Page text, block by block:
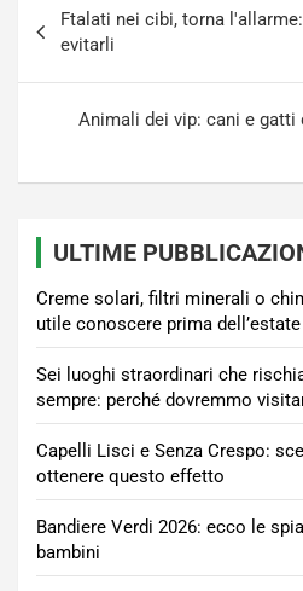
articoli
Ftalati nei cibi, torna
evitarli
Animali dei vip: cani e gatti
ULTIME
Creme solari, filtri minerali o
utile conoscere prima dell’estate
Sei luoghi straordinari che
sempre: perché dovremmo
Capelli Lisci e Senza Crespo:
ottenere questo effetto
Bandiere Verdi 2026: ecco le
bambini